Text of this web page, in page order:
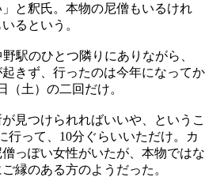
と釈氏。本物の尼僧もいるけれ
るという。
駅のひとつ隣りにありながら、
きず、行ったのは今年になってか
（土）の二回だけ。
見つけられればいいや、というこ
行って、10分ぐらいいただけ。カ
っぽい女性がいたが、本物ではな
縁のある方のようだった。